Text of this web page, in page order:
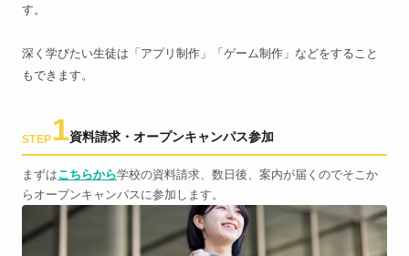
す。
深く学びたい生徒は「アプリ制作」「ゲーム制作」などをすること
もできます。
STEP 1資料請求・オープンキャンパス参加
まずはこちらから学校の資料請求、数日後、案内が届くのでそこか
らオープンキャンパスに参加します。